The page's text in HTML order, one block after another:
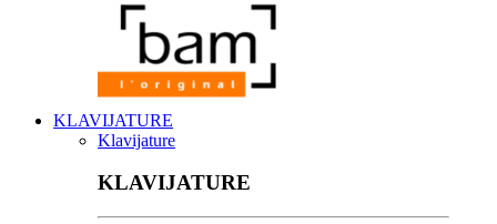
KLAVIJATURE
Klavijature
KLAVIJATURE